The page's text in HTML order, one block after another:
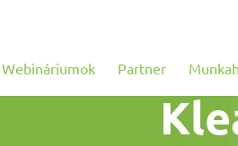
Webináriumok Partner